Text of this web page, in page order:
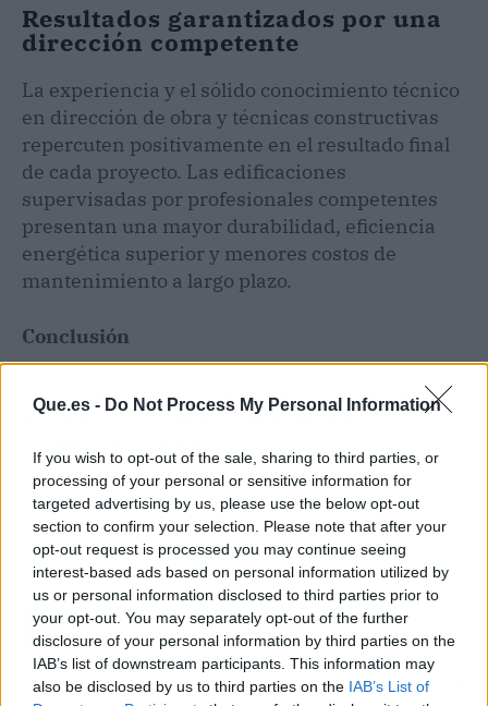
Que.es - Do Not Process My Personal Information
If you wish to opt-out of the sale, sharing to third parties, or
processing of your personal or sensitive information for
targeted advertising by us, please use the below opt-out
section to confirm your selection. Please note that after your
opt-out request is processed you may continue seeing
interest-based ads based on personal information utilized by
us or personal information disclosed to third parties prior to
your opt-out. You may separately opt-out of the further
disclosure of your personal information by third parties on the
IAB’s list of downstream participants. This information may
also be disclosed by us to third parties on the IAB’s List of
Resultados garantizados por una
dirección competente
La experiencia y el sólido conocimiento técnico
en dirección de obra y técnicas constructivas
repercuten positivamente en el resultado final
de cada proyecto. Las edificaciones
supervisadas por profesionales competentes
presentan una mayor durabilidad, eficiencia
energética superior y menores costos de
mantenimiento a largo plazo.
Conclusión
En definitiva, Pando Arquitectos es sinónimo
de garantía y confianza en el ámbito de la
construcción en Gijón
, aportando
profesionalidad, rigor técnico y compromiso
absoluto con la calidad en cada uno de sus
proyectos.
Artículo anterior
mindway celebra la III
Edición de sus Premios
'Inspiring Minds'
Artículo siguiente
Repara tu Deuda
Abogados cancela
1.739.518 € en Cádiz
(Andalucía) con la Ley de